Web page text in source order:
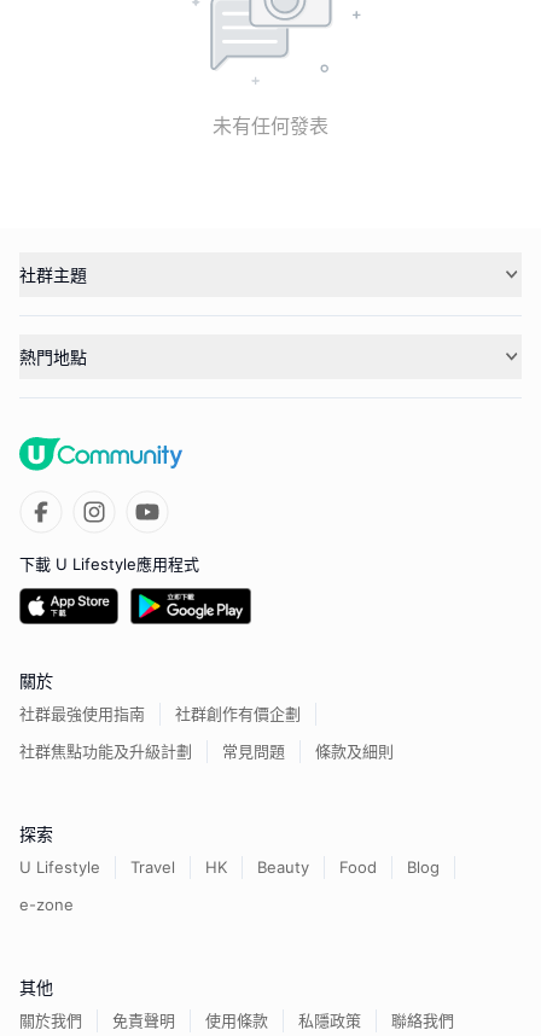
未有任何發表
社群主題
熱門地點
下載 U Lifestyle應用程式
關於
社群最強使用指南
社群創作有價企劃
社群焦點功能及升級計劃
常見問題 條款及細則
探索
U Lifestyle Travel HK Beauty Food
Blog
e-zone
其他
關於我們 免責聲明 使用條款 私隱政策 聯絡我們